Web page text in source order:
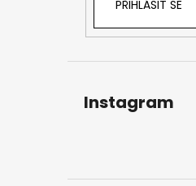
PŘIHLÁSIT SE
Instagram